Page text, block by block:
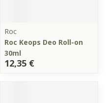
Roc
Roc Keops Deo Roll-on
30ml
12,35 €